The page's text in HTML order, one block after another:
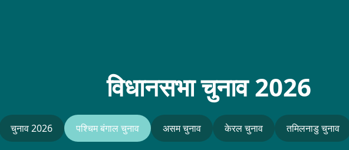
विधानसभा चुनाव 2026
चुनाव 2026 पश्चिम बंगाल चुनाव असम चुनाव केरल चुनाव तमिलनाडु चुनाव